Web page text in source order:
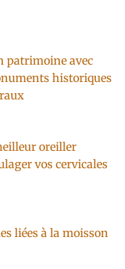
patrimoine avec
historiques
oreiller
vos cervicales
liées à la moisson